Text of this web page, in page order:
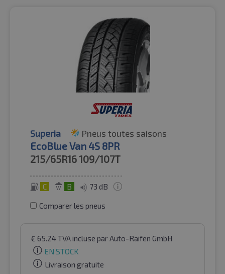
Superia Pneus toutes saisons
EcoBlue Van 4S 8PR
215/65R16109/107T
C B 73 dB
Comparer les pneus
€ 65.24TVA incluse par Auto-Raifen GmbH
EN STOCK
Livraison gratuite